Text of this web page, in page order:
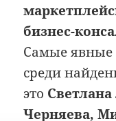
бизнес-
Самые явные
среди
это
Черняева,